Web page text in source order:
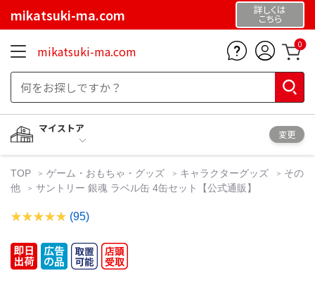
mikatsuki-ma.com 詳しくは
こちら
mikatsuki-ma.com 0
マイストア
変更
TOP ゲーム・おもちゃ・グッズ キャラクターグッズ
その
他
サントリー 銀魂 ラベル缶 4缶セット【公式通販】
(95)